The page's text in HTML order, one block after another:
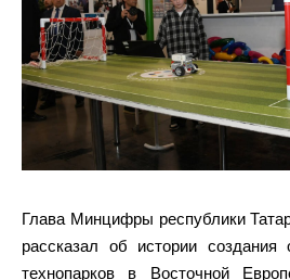
Глава Минцифры республики
рассказал об истории создания
технопарков в Восточной